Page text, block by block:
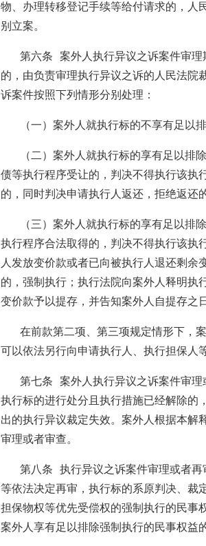
物、办理转移登记手续等给付请求的，人
别立案。
第六条 案外人执行异议之诉案件审
的，由负责审理执行异议之诉的人民法院
诉案件按照下列情形分别处理：
（一）案外人就执行标的不享有足以
（二）案外人就执行标的享有足以排
债等执行程序受让的，判决不得执行该执
的，同时判决申请执行人返还，拒绝返还
（三）案外人就执行标的享有足以排
执行程序合法取得的，判决不得执行该执
人发放变价款或者已向被执行人退还剩余
的，强制执行；执行法院向案外人释明执
变价款予以提存，并告知案外人自提存之
在前款第二项、第三项规定情形下，
可以依法另行向申请执行人、执行担保人
第七条 案外人执行异议之诉案件审
执行标的进行处分且执行措施已经解除的
出的执行异议裁定失效。案外人根据本解
审理或者审查。
第八条 执行异议之诉案件审理或者
等依法决定再审，执行标的系原判决、裁
担保物权等优先受偿权的强制执行的民事
案外人享有足以排除强制执行的民事权益